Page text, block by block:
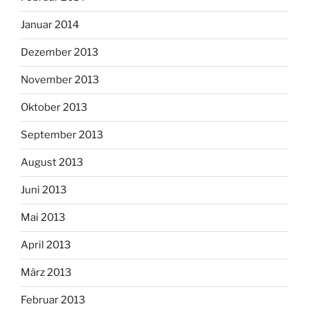
Januar 2014
Dezember 2013
November 2013
Oktober 2013
September 2013
August 2013
Juni 2013
Mai 2013
April 2013
März 2013
Februar 2013